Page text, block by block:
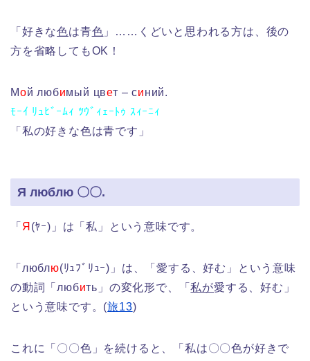
「好きな色は青色 」……くどいと思われる方は、後の
方を省略してもOK！
Мой любимый цвет – синий.
ﾓｰｲ ﾘｭﾋﾞｰﾑｨ ﾂｳﾞｨｪｰﾄｩ ｽｨｰﾆｨ
「私の好きな色は青です」
Я люблю 〇〇.
「 Я (ﾔｰ)」は「私」という意味です。
「люблю(ﾘｭﾌﾞﾘｭｰ)」は、「愛する、好む」という意味
の動詞「любить」の変化形で、「私が愛する、好む」
という意味です。(旅13)
これに「〇〇色」を続けると、「私は〇〇色が好きで